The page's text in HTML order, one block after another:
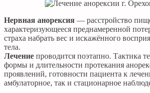
Нервная анорексия — расстройство
характеризующееся преднамеренной
страха набрать вес и искажённого
тела.
Лечение проводится поэтапно. Тактика
формы и длительности протекания
проявлений, готовности пациента к
амбулаторное, так и стационарное